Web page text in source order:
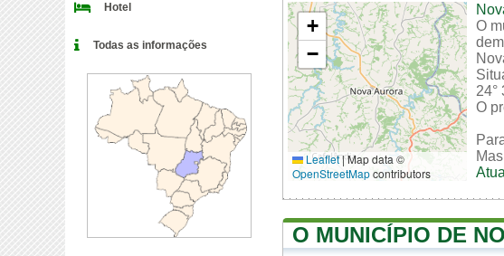
+
−
Leaflet|Map data ©
OpenStreetMapcontributors
O
24°
O
O MUNICÍPIO DE
Hotel
Todas as informações